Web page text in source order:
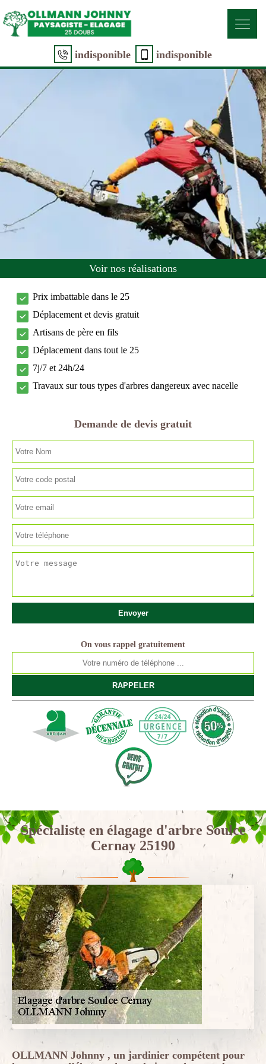
indisponible indisponible
Voir nos réalisations
Prix imbattable dans le 25
Déplacement et devis gratuit
Artisans de père en fils
Déplacement dans tout le 25
7j/7 et 24h/24
Travaux sur tous types d'arbres dangereux avec nacelle
Demande de devis gratuit
On vous rappel gratuitement
Spécialiste en élagage d'arbre Soulce
Cernay 25190
OLLMANN Johnny , un jardinier compétent pour